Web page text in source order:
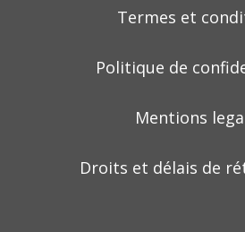
Termes et
Politique de
Mentions
Droits et délais de